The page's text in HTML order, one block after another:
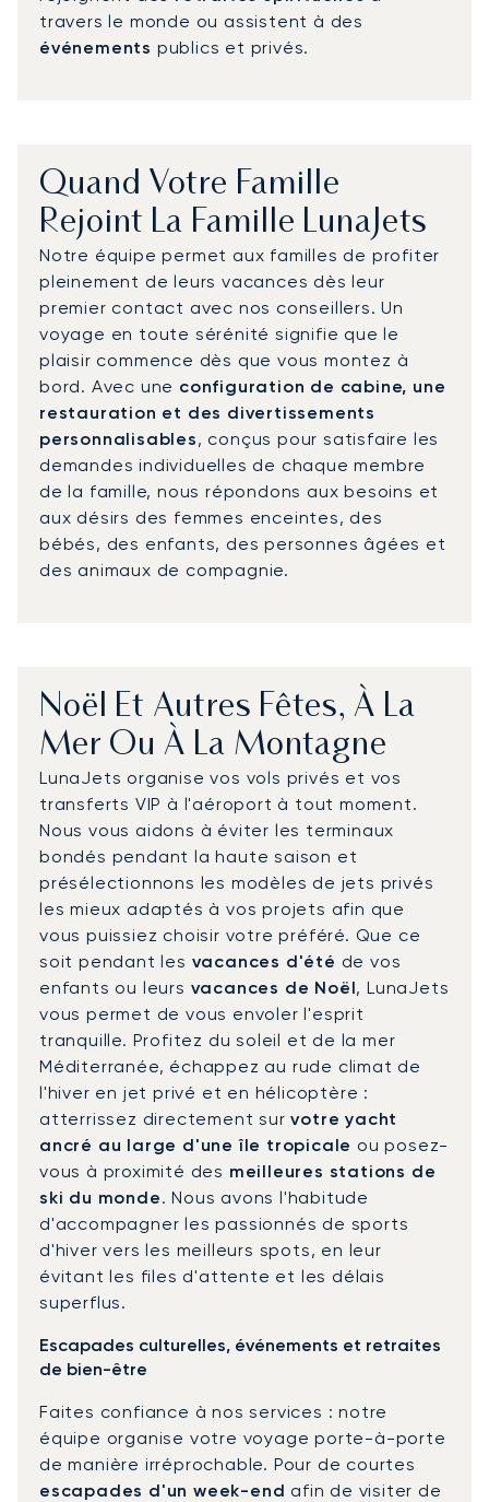
travers le monde ou assistent à des
événements publics et privés.
Quand Votre Famille
Rejoint La Famille LunaJets
Notre équipe permet aux familles de profiter
pleinement de leurs vacances dès leur
premier contact avec nos conseillers. Un
voyage en toute sérénité signifie que le
plaisir commence dès que vous montez à
bord. Avec une configuration de cabine, une
restauration et des divertissements
personnalisables, conçus pour satisfaire les
demandes individuelles de chaque membre
de la famille, nous répondons aux besoins et
aux désirs des femmes enceintes, des
bébés, des enfants, des personnes âgées et
des animaux de compagnie.
Noël Et Autres Fêtes, À La
Mer Ou À La Montagne
LunaJets organise vos vols privés et vos
transferts VIP à l'aéroport à tout moment.
Nous vous aidons à éviter les terminaux
bondés pendant la haute saison et
présélectionnons les modèles de jets privés
les mieux adaptés à vos projets afin que
vous puissiez choisir votre préféré. Que ce
soit pendant les vacances d'été de vos
enfants ou leurs vacances de Noël, LunaJets
vous permet de vous envoler l'esprit
tranquille. Profitez du soleil et de la mer
Méditerranée, échappez au rude climat de
l'hiver en jet privé et en hélicoptère :
atterrissez directement survotre yacht
ancré au large d'une île tropicale ou posez-
vous à proximité des meilleures stations de
ski du monde. Nous avons l'habitude
d'accompagner les passionnés de sports
d'hiver vers les meilleurs spots, en leur
évitant les files d'attente et les délais
superflus.
Escapades culturelles, événements et retraites
de bien-être
Faites confiance à nos services : notre
équipe organise votre voyage porte-à-porte
de manière irréprochable. Pour de courtes
escapades d'un week-end afin de visiter de